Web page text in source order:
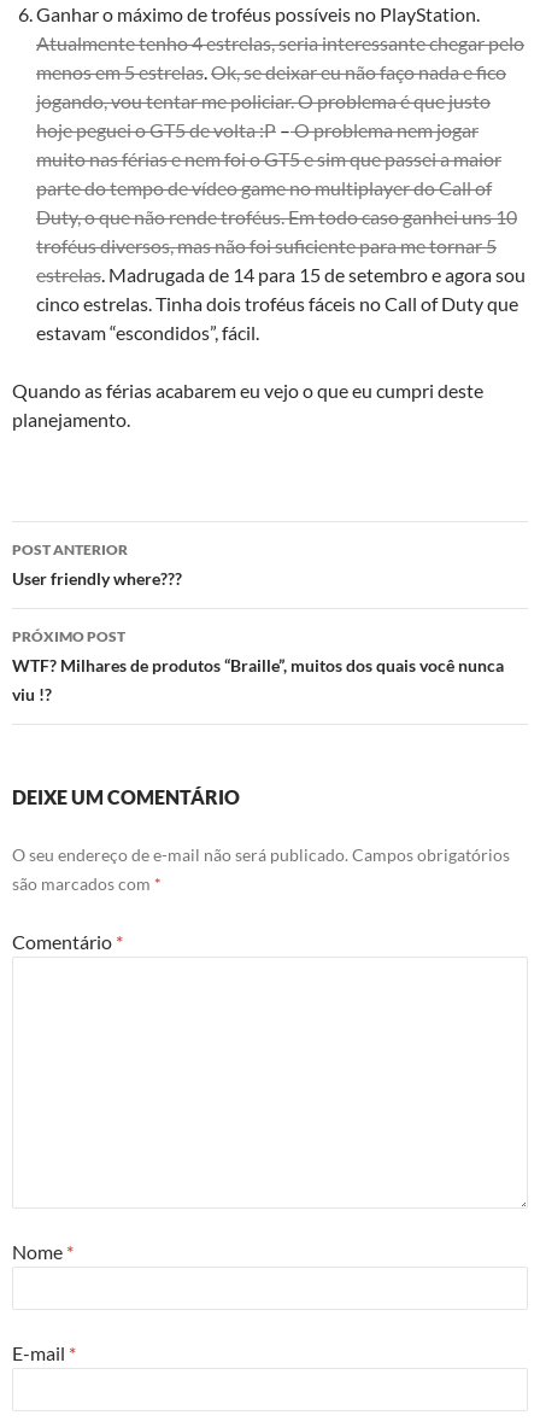
Ganhar o máximo de troféus possíveis no PlayStation.
Atualmente tenho 4 estrelas, seria interessante chegar pelo
menos em 5 estrelas.Ok, se deixar eu não faço nada e fico
jogando, vou tentar me policiar. O problema é que justo
hoje peguei o GT5 de volta :P –O problema nem jogar
muito nas férias e nem foi o GT5 e sim que passei a maior
parte do tempo de vídeo game no multiplayer do Call of
Duty, o que não rende troféus. Em todo caso ganhei uns 10
troféus diversos, mas não foi suficiente para me tornar 5
estrelas. Madrugada de 14 para 15 de setembro e agora sou
cinco estrelas. Tinha dois troféus fáceis no Call of Duty que
estavam “escondidos”, fácil.
Quando as férias acabarem eu vejo o que eu cumpri deste
planejamento.
Navegação
de
posts
POST ANTERIOR
User friendly where???
PRÓXIMO POST
WTF? Milhares de produtos “Braille”, muitos dos quais você nunca
viu !?
DEIXE UM COMENTÁRIO
O seu endereço de e-mail não será publicado. Campos obrigatórios
são marcados com *
Comentário *
Nome *
E-mail *